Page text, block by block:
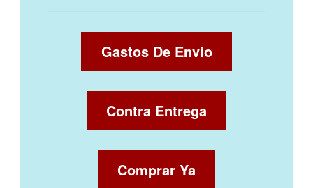
Gastos De Envio
Contra Entrega
Comprar Ya